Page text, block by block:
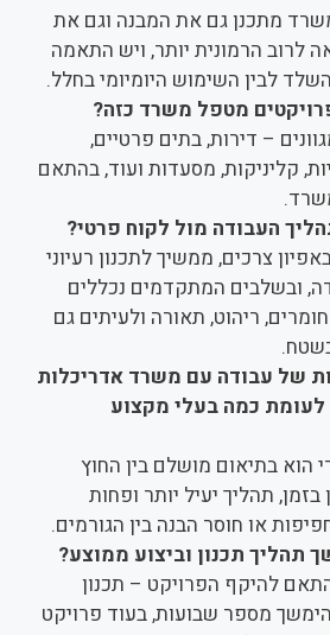
מתכנן גם את המבנה וגם את
לרוב הרמונית יותר, ויש התאמה
לבין השימוש היומיומי בחלל.
מטפל משרד כזה?
– דירות, בתים פרטיים,
קליניקות, מסעדות ועוד, בהתאם
העבודה מול לקוח פרטי?
צרכים, ממשיך לתכנון רעיוני
ובשלבים המתקדמים נכללים
חומרים, ריהוט, תאורה ולעיתים גם
של עבודה עם משרד אדריכלות
לעומת כמה בעלי מקצוע
הוא בתיאום מושלם בין החוץ
בזמן, תהליך יעיל יותר ופחות
או חוסר הבנה בין הגורמים.
תהליך תכנון וביצוע ממוצע?
להיקף הפרויקט – תכנון
מספר שבועות, בעוד פרויקט